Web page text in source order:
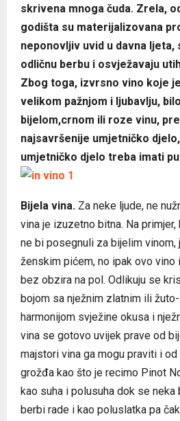
skrivena mnoga čuda. Zrela,
godišta su materijalizovana
neponovljiv uvid u davna ljeta,
odličnu berbu i osvježavaju
Zbog toga, izvrsno vino koje
velikom pažnjom i ljubavlju,
bijelom,crnom ili roze vinu,
najsavršenije umjetničko
umjetničko djelo treba imati
Bijela vina. Za neke ljude, ne
vina je izuzetno bitna. Na
ne bi posegnuli za bijelim vinom,
ženskim pićem, no ipak ovo vino
bez obzira na pol. Odlikuju se
bojom sa nježnim zlatnim ili
harmonijom svježine okusa i
vina se gotovo uvijek prave od
majstori vina ga mogu praviti i
grožđa kao što je recimo Pinot
kao suha i polusuha dok se
berbi rade i kao poluslatka pa